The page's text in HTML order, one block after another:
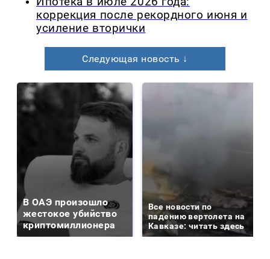
коррекция после рекордного июня и
усиление вторички
Следующая новость ↓
В ОАЭ произошло
жестокое убийство
криптомиллионера
Все новости по
падению вертолета на
Кавказе: читать здесь